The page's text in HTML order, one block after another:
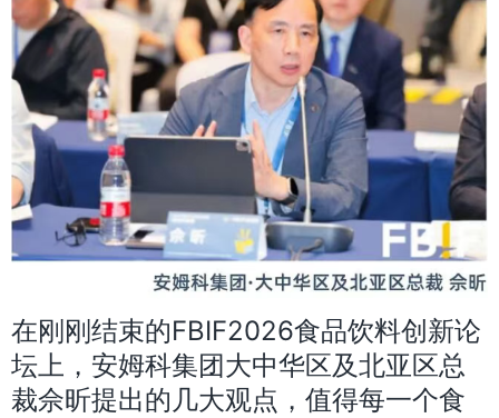
在刚刚结束的FBIF2026食品饮料创新论
坛上，安姆科集团大中华区及北亚区总
裁佘昕提出的几大观点，值得每一个食